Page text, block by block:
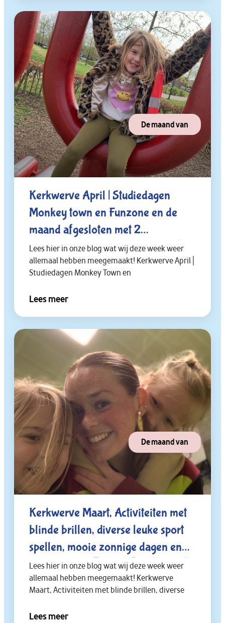
De maand van
Kerkwerve April | Studiedagen
Monkey town en Funzone en de
maand afgesloten met 2
fantastische vakantie weken.😎🌞
🎢🐎🛝🐦
Lees hier in onze blog wat wij deze week weer
allemaal hebben meegemaakt! Kerkwerve April |
Studiedagen Monkey Town en
Lees meer
De maand van
Kerkwerve Maart, Activiteiten met
blinde brillen, diverse leuke sport
spellen, mooie zonnige dagen en
Studiedagen.🧑🏻‍🦯😎🏃🏻⛹🏻🌞
Lees hier in onze blog wat wij deze week weer
allemaal hebben meegemaakt! Kerkwerve
Maart, Activiteiten met blinde brillen, diverse
Lees meer